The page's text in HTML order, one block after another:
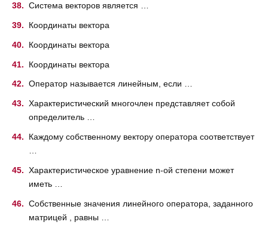
Система векторов является …
Координаты вектора
Координаты вектора
Координаты вектора
Оператор называется линейным, если …
Характеристический многочлен представляет собой
определитель …
Каждому собственному вектору оператора соответствует
Характеристическое уравнение n-ой степени может
иметь …
Собственные значения линейного оператора, заданного
матрицей , равны …